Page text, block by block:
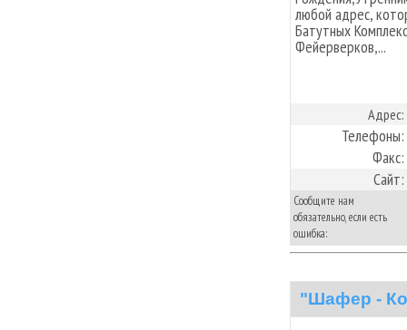
любой адрес,
Батутных
Фейерверков,...
Адрес:
Телефоны:
Факс:
Сайт:
Сообщите нам
обязательно, если есть
ошибка:
"Шафер -